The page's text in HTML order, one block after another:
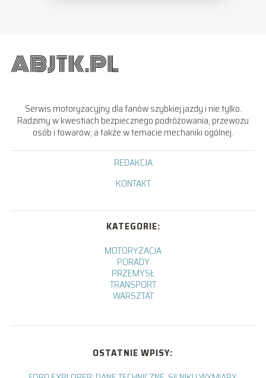
Serwis motoryzacyjny dla fanów szybkiej jazdy i nie tylko.
Radzimy w kwestiach bezpiecznego podróżowania, przewozu
osób i towarów, a także w temacie mechaniki ogólnej.
REDAKCJA
KONTAKT
KATEGORIE:
MOTORYZACJA
PORADY
PRZEMYSŁ
TRANSPORT
WARSZTAT
OSTATNIE WPISY: